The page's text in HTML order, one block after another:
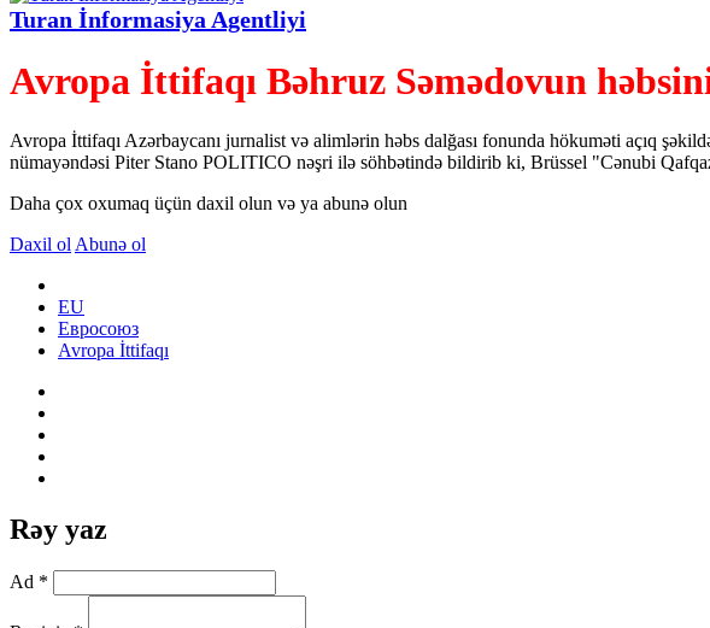
Turan İnformasiya Agentliyi
Avropa İttifaqı Bəhruz Səmədovun
Avropa İttifaqı Azərbaycanı jurnalist və alimlərin həbs dalğası fonunda hökuməti açıq
nümayəndəsi Piter Stano POLITICO nəşri ilə söhbətində bildirib ki, Brüssel "Cənubi
Daha çox oxumaq üçün daxil olun və ya abunə olun
Daxil ol Abunə ol
EU
Евросоюз
Avropa İttifaqı
Rəy yaz
Ad *